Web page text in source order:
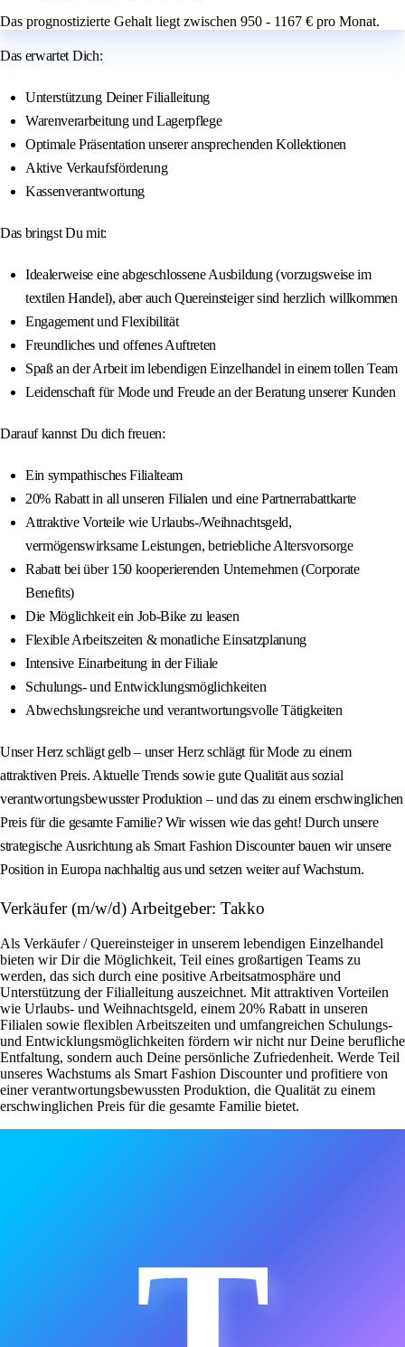
Das prognostizierte Gehalt liegt zwischen 950 - 1167 € pro Monat.
Das erwartet Dich:
Unterstützung Deiner Filialleitung
Warenverarbeitung und Lagerpflege
Optimale Präsentation unserer ansprechenden Kollektionen
Aktive Verkaufsförderung
Kassenverantwortung
Das bringst Du mit:
Idealerweise eine abgeschlossene Ausbildung (vorzugsweise im
textilen Handel), aber auch Quereinsteiger sind herzlich willkommen
Engagement und Flexibilität
Freundliches und offenes Auftreten
Spaß an der Arbeit im lebendigen Einzelhandel in einem tollen Team
Leidenschaft für Mode und Freude an der Beratung unserer Kunden
Darauf kannst Du dich freuen:
Ein sympathisches Filialteam
20% Rabatt in all unseren Filialen und eine Partnerrabattkarte
Attraktive Vorteile wie Urlaubs-/Weihnachtsgeld,
vermögenswirksame Leistungen, betriebliche Altersvorsorge
Rabatt bei über 150 kooperierenden Unternehmen (Corporate
Benefits)
Die Möglichkeit ein Job-Bike zu leasen
Flexible Arbeitszeiten & monatliche Einsatzplanung
Intensive Einarbeitung in der Filiale
Schulungs- und Entwicklungsmöglichkeiten
Abwechslungsreiche und verantwortungsvolle Tätigkeiten
Unser Herz schlägt gelb – unser Herz schlägt für Mode zu einem
attraktiven Preis. Aktuelle Trends sowie gute Qualität aus sozial
verantwortungsbewusster Produktion – und das zu einem erschwinglichen
Preis für die gesamte Familie? Wir wissen wie das geht! Durch unsere
strategische Ausrichtung als Smart Fashion Discounter bauen wir unsere
Position in Europa nachhaltig aus und setzen weiter auf Wachstum.
Verkäufer (m/w/d) Arbeitgeber: Takko
Als Verkäufer / Quereinsteiger in unserem lebendigen Einzelhandel
bieten wir Dir die Möglichkeit, Teil eines großartigen Teams zu
werden, das sich durch eine positive Arbeitsatmosphäre und
Unterstützung der Filialleitung auszeichnet. Mit attraktiven Vorteilen
wie Urlaubs- und Weihnachtsgeld, einem 20% Rabatt in unseren
Filialen sowie flexiblen Arbeitszeiten und umfangreichen Schulungs-
und Entwicklungsmöglichkeiten fördern wir nicht nur Deine berufliche
Entfaltung, sondern auch Deine persönliche Zufriedenheit. Werde Teil
unseres Wachstums als Smart Fashion Discounter und profitiere von
einer verantwortungsbewussten Produktion, die Qualität zu einem
erschwinglichen Preis für die gesamte Familie bietet.